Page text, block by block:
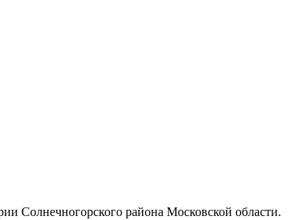
Солнечногорского района Московской области.